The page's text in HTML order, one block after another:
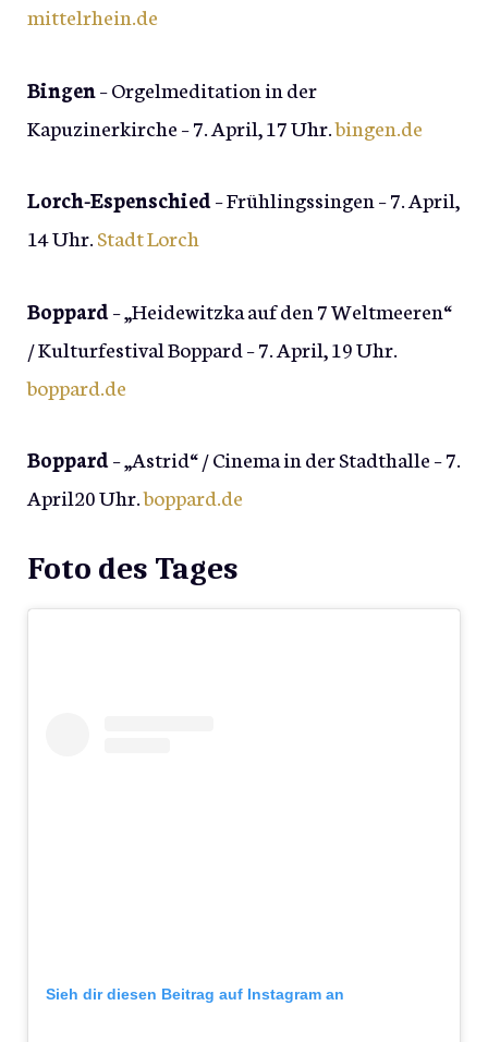
mittelrhein.de
Bingen– Orgelmeditation in der
Kapuzinerkirche – 7. April, 17 Uhr.bingen.de
Lorch-Espenschied– Frühlingssingen – 7. April,
14 Uhr.Stadt Lorch
Boppard– „Heidewitzka auf den 7 Weltmeeren“
/ Kulturfestival Boppard – 7. April, 19 Uhr.
boppard.de
Boppard– „Astrid“ / Cinema in der Stadthalle – 7.
April20 Uhr.boppard.de
Foto des Tages
Sieh dir diesen Beitrag auf Instagram an